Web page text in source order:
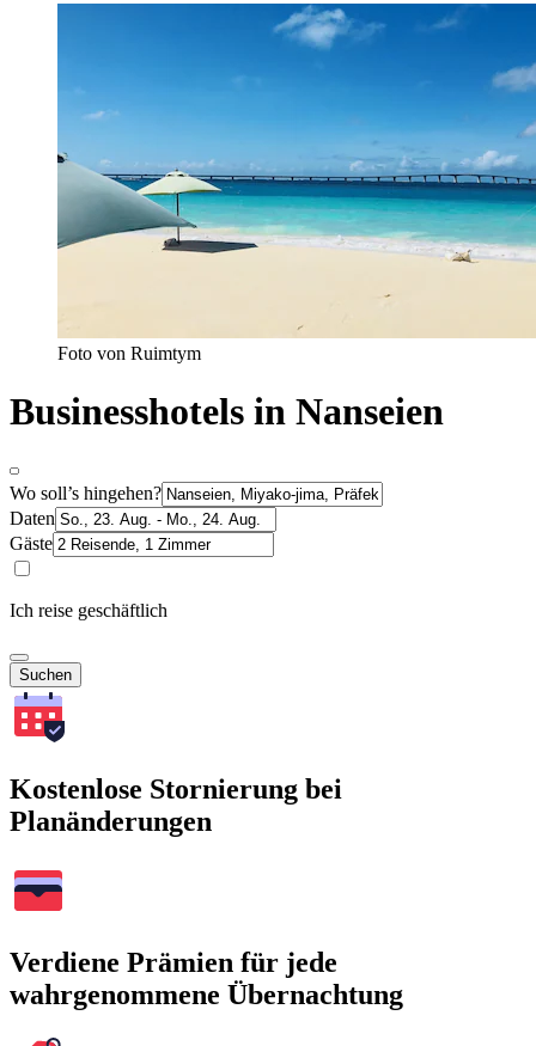
Foto von Ruimtym
Businesshotels in Nanseien
Wo soll’s hingehen?
Daten
Gäste
Ich reise geschäftlich
Suchen
Kostenlose Stornierung bei
Planänderungen
Verdiene Prämien für jede
wahrgenommene Übernachtung